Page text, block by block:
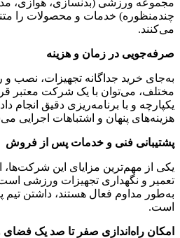
چندمنظوره) خدمات و محصولات را
می‌کنند.
صرفه‌جویی در زمان و هزینه
به‌جای خرید جداگانه تجهیزات، نصب و
مختلف، می‌توان با یک شرکت معتبر
یکپارچه و با برنامه‌ریزی دقیق انجام
هزینه‌های پنهان و اشتباهات اجرایی
پشتیبانی فنی و خدمات پس از فروش
یکی از مهم‌ترین مزایای این شرکت‌ها،
تعمیر و نگهداری تجهیزات ورزشی
به‌طور مداوم فعال هستند، داشتن تیم
است.
امکان راه‌اندازی صفر تا صد یک